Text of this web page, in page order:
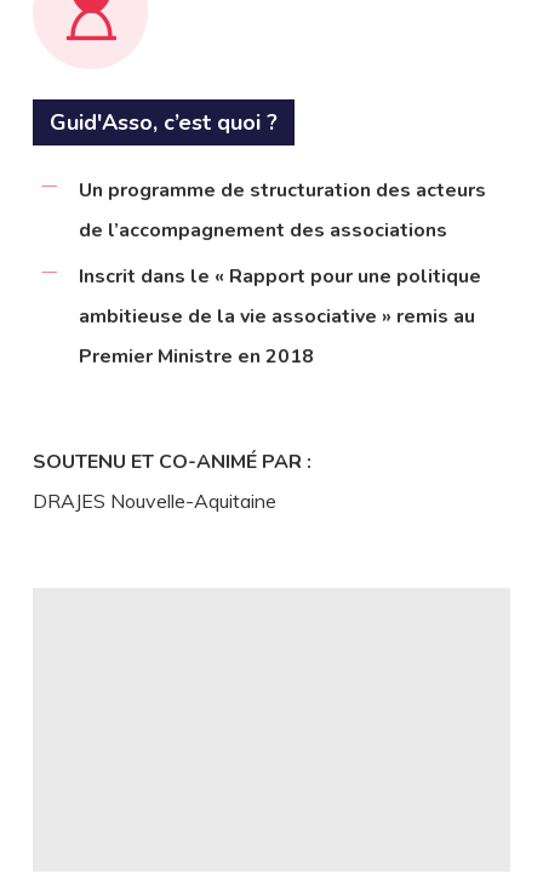
Guid'Asso, c’est quoi ?
Un programme de structuration des acteurs
de l’accompagnement des associations
Inscrit dans le « Rapport pour une politique
ambitieuse de la vie associative » remis au
Premier Ministre en 2018
SOUTENU ET CO-ANIMÉ PAR :
DRAJES Nouvelle-Aquitaine